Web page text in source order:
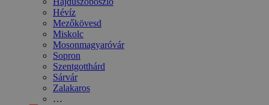
Hévíz
Mezőkövesd
Miskolc
Mosonmagyaróvár
Sopron
Szentgotthárd
Sárvár
Zalakaros
…